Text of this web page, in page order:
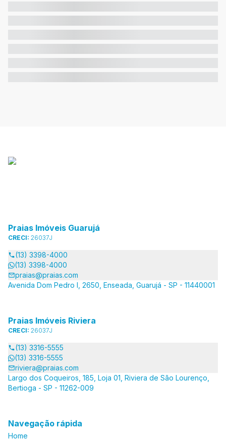
Praias Imóveis Guarujá
CRECI: 26037J
(13) 3398-4000
(13) 3398-4000
praias@praias.com
Avenida Dom Pedro I, 2650, Enseada, Guarujá - SP - 11440001
Praias Imóveis Riviera
CRECI: 26037J
(13) 3316-5555
(13) 3316-5555
riviera@praias.com
Largo dos Coqueiros, 185, Loja 01, Riviera de São Lourenço,
Bertioga - SP - 11262-009
Navegação rápida
Home